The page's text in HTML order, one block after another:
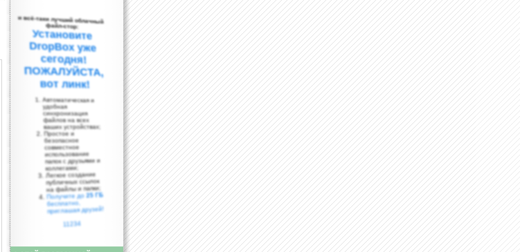
и всё-таки лучший облачный
файл-стор:
Установите
DropBox уже
сегодня!
ПОЖАЛУЙСТА,
вот линк!
Автоматическая и
удобная
синхронизация
файлов на всех
ваших устройствах;
Простое и
безопасное
совместное
использование
папок с друзьями и
коллегами;
Легкое создание
публичных ссылок
на файлы и папки;
Получите до25 ГБ
бесплатно,
приглашая друзей!
11234